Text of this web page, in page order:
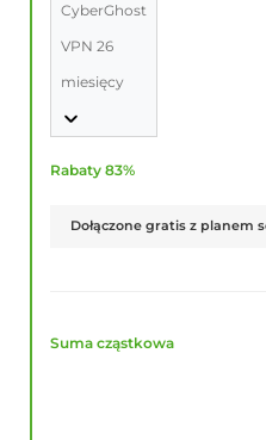
CyberGhost
VPN 26
miesięcy
Rabaty 83%
Dołączone gratis z planem
Suma cząstkowa